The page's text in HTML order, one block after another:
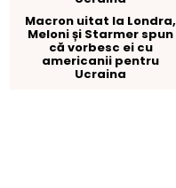
Macron uitat la Londra,
Meloni și Starmer spun
că vorbesc ei cu
americanii pentru
Ucraina